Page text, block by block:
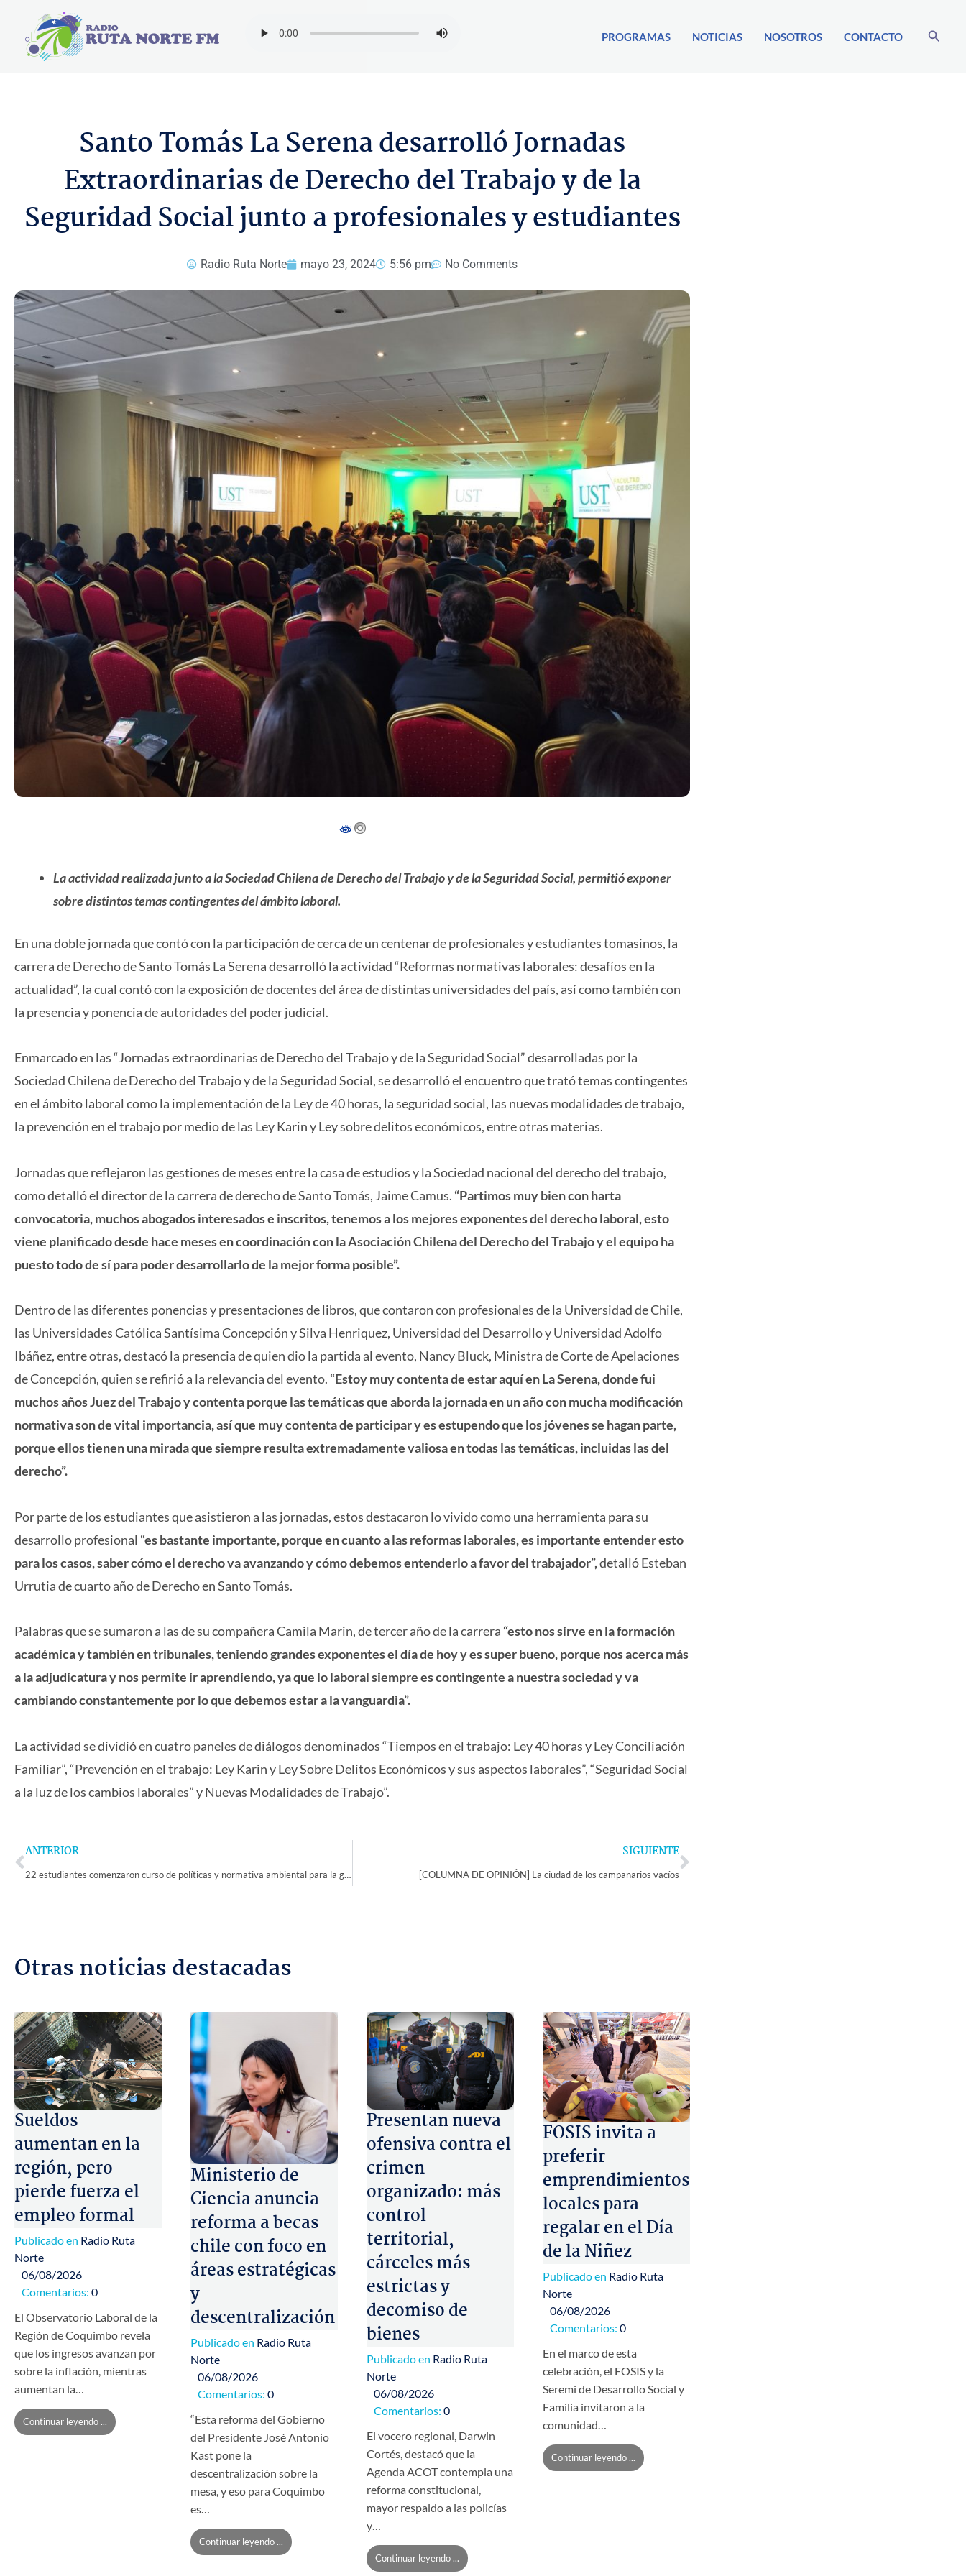
PROGRAMAS NOTICIAS NOSOTROS CONTACTO Buscar
Santo Tomás La Serena desarrolló Jornadas
Extraordinarias de Derecho del Trabajo y de la
Seguridad Social junto a profesionales y estudiantes
Radio Ruta Norte mayo 23, 2024 5:56 pm No Comments
La actividad realizada junto a la Sociedad Chilena de Derecho del Trabajo y de la Seguridad Social, permitió exponer
sobre distintos temas contingentes del ámbito laboral.
En una doble jornada que contó con la participación de cerca de un centenar de profesionales y estudiantes tomasinos, la
carrera de Derecho de Santo Tomás La Serena desarrolló la actividad “Reformas normativas laborales: desafíos en la
actualidad”, la cual contó con la exposición de docentes del área de distintas universidades del país, así como también con
la presencia y ponencia de autoridades del poder judicial.
Enmarcado en las “Jornadas extraordinarias de Derecho del Trabajo y de la Seguridad Social” desarrolladas por la
Sociedad Chilena de Derecho del Trabajo y de la Seguridad Social, se desarrolló el encuentro que trató temas contingentes
en el ámbito laboral como la implementación de la Ley de 40 horas, la seguridad social, las nuevas modalidades de trabajo,
la prevención en el trabajo por medio de las Ley Karin y Ley sobre delitos económicos, entre otras materias.
Jornadas que reflejaron las gestiones de meses entre la casa de estudios y la Sociedad nacional del derecho del trabajo,
como detalló el director de la carrera de derecho de Santo Tomás, Jaime Camus. “Partimos muy bien con harta
convocatoria, muchos abogados interesados e inscritos, tenemos a los mejores exponentes del derecho laboral, esto
viene planificado desde hace meses en coordinación con la Asociación Chilena del Derecho del Trabajo y el equipo ha
puesto todo de sí para poder desarrollarlo de la mejor forma posible”.
Dentro de las diferentes ponencias y presentaciones de libros, que contaron con profesionales de la Universidad de Chile,
las Universidades Católica Santísima Concepción y Silva Henriquez, Universidad del Desarrollo y Universidad Adolfo
Ibáñez, entre otras, destacó la presencia de quien dio la partida al evento, Nancy Bluck, Ministra de Corte de Apelaciones
de Concepción, quien se refirió a la relevancia del evento. “Estoy muy contenta de estar aquí en La Serena, donde fui
muchos años Juez del Trabajo y contenta porque las temáticas que aborda la jornada en un año con mucha modificación
normativa son de vital importancia, así que muy contenta de participar y es estupendo que los jóvenes se hagan parte,
porque ellos tienen una mirada que siempre resulta extremadamente valiosa en todas las temáticas, incluidas las del
derecho”.
Por parte de los estudiantes que asistieron a las jornadas, estos destacaron lo vivido como una herramienta para su
desarrollo profesional “es bastante importante, porque en cuanto a las reformas laborales, es importante entender esto
para los casos, saber cómo el derecho va avanzando y cómo debemos entenderlo a favor del trabajador”,detalló Esteban
Urrutia de cuarto año de Derecho en Santo Tomás.
Palabras que se sumaron a las de su compañera Camila Marin, de tercer año de la carrera “esto nos sirve en la formación
académica y también en tribunales, teniendo grandes exponentes el día de hoy y es super bueno, porque nos acerca más
a la adjudicatura y nos permite ir aprendiendo, ya que lo laboral siempre es contingente a nuestra sociedad y va
cambiando constantemente por lo que debemos estar a la vanguardia”.
La actividad se dividió en cuatro paneles de diálogos denominados “Tiempos en el trabajo: Ley 40 horas y Ley Conciliación
Familiar”, “Prevención en el trabajo: Ley Karin y Ley Sobre Delitos Económicos y sus aspectos laborales”, “Seguridad Social
a la luz de los cambios laborales” y Nuevas Modalidades de Trabajo”.
Prev
ANTERIOR
22 estudiantes comenzaron curso de políticas y normativa ambiental para la gestión local de la zona costera
SIGUIENTE
[COLUMNA DE OPINIÓN] La ciudad de los campanarios vacíos
Next
Otras noticias destacadas
Sueldos
aumentan en la
región, pero
pierde fuerza el
empleo formal
Publicado en Radio Ruta
Norte
06/08/2026
Comentarios: 0
El Observatorio Laboral de la
Región de Coquimbo revela
que los ingresos avanzan por
sobre la inflación, mientras
aumentan la…
Continuar leyendo ...
Ministerio de
Ciencia anuncia
reforma a becas
chile con foco en
áreas estratégicas
y
descentralización
Publicado en Radio Ruta
Norte
06/08/2026
Comentarios: 0
“Esta reforma del Gobierno
del Presidente José Antonio
Kast pone la
descentralización sobre la
mesa, y eso para Coquimbo
es…
Continuar leyendo ...
Presentan nueva
ofensiva contra el
crimen
organizado: más
control
territorial,
cárceles más
estrictas y
decomiso de
bienes
Publicado en Radio Ruta
Norte
06/08/2026
Comentarios: 0
El vocero regional, Darwin
Cortés, destacó que la
Agenda ACOT contempla una
reforma constitucional,
mayor respaldo a las policías
y…
Continuar leyendo ...
FOSIS invita a
preferir
emprendimientos
locales para
regalar en el Día
de la Niñez
Publicado en Radio Ruta
Norte
06/08/2026
Comentarios: 0
En el marco de esta
celebración, el FOSIS y la
Seremi de Desarrollo Social y
Familia invitaron a la
comunidad…
Continuar leyendo ...